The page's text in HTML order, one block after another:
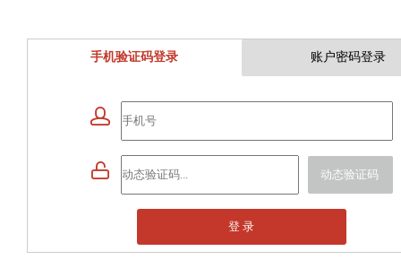
手机验证码登录 账户密码登录

 动态验证码
登 录